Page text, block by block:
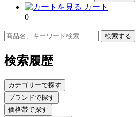
カート
0
検索履歴
カテゴリーで探す
ブランドで探す
価格帯で探す